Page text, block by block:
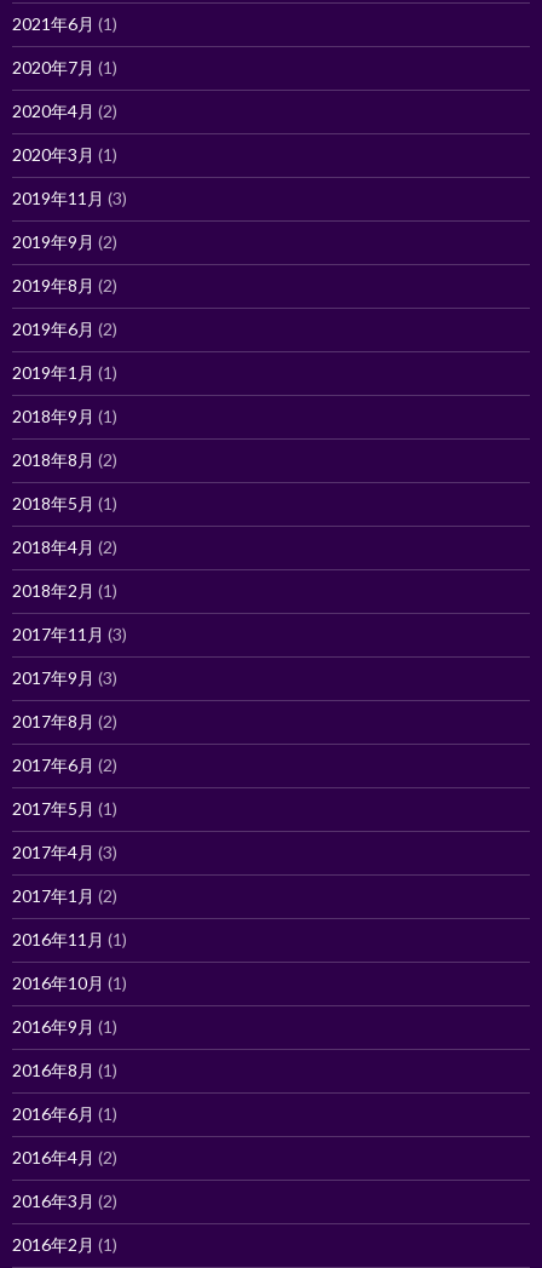
2021年6月 (1)
2020年7月 (1)
2020年4月 (2)
2020年3月 (1)
2019年11月 (3)
2019年9月 (2)
2019年8月 (2)
2019年6月 (2)
2019年1月 (1)
2018年9月 (1)
2018年8月 (2)
2018年5月 (1)
2018年4月 (2)
2018年2月 (1)
2017年11月 (3)
2017年9月 (3)
2017年8月 (2)
2017年6月 (2)
2017年5月 (1)
2017年4月 (3)
2017年1月 (2)
2016年11月 (1)
2016年10月 (1)
2016年9月 (1)
2016年8月 (1)
2016年6月 (1)
2016年4月 (2)
2016年3月 (2)
2016年2月 (1)